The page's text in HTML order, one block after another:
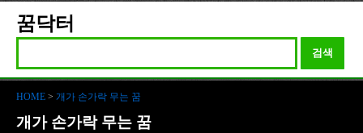
꿈닥터
검색
HOME > 개가 손가락 무는 꿈
개가 손가락 무는 꿈